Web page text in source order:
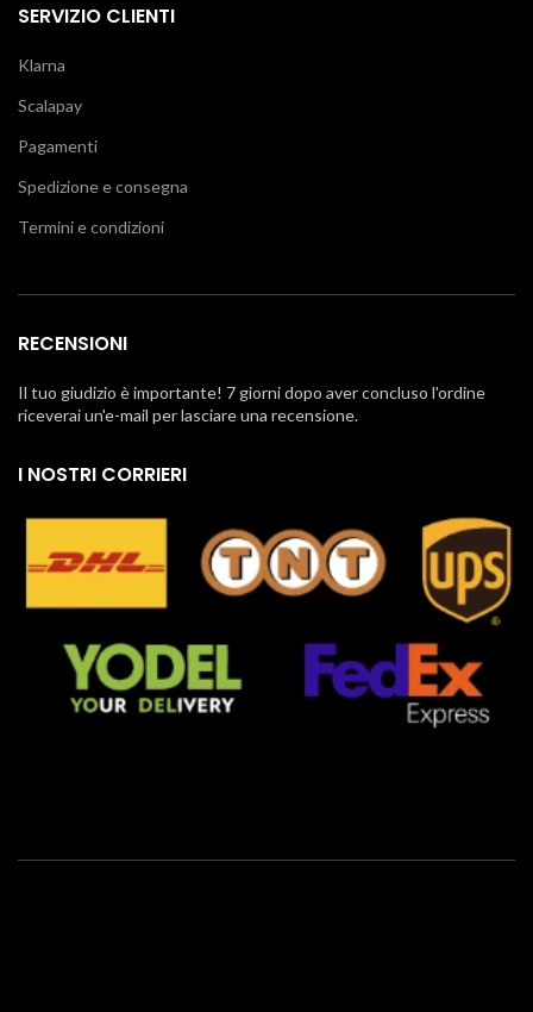
SERVIZIO CLIENTI
Klarna
Scalapay
Pagamenti
Spedizione e consegna
Termini e condizioni
RECENSIONI
Il tuo giudizio è importante! 7 giorni dopo aver concluso l'ordine
riceverai un'e-mail per lasciare una recensione.
I NOSTRI CORRIERI